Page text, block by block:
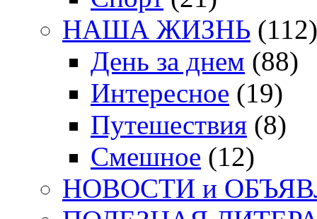
НАША ЖИЗНЬ (112)
День за днем (88)
Интересное (19)
Путешествия (8)
Смешное (12)
НОВОСТИ и